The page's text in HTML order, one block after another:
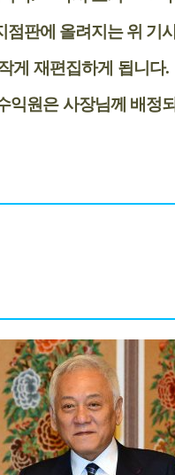
점판에 올려지는 위
게 재편집하게 됩니
익원은 사장님께 배정